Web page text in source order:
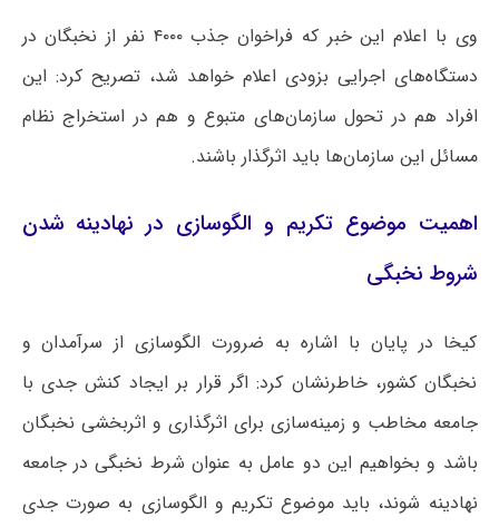
وی با اعلام این خبر که فراخوان جذب ۴۰۰۰ نفر از نخبگان در
دستگاه‌های اجرایی بزودی اعلام خواهد شد، تصریح کرد: این
افراد هم در تحول سازمان‌های متبوع و هم در استخراج نظام
مسائل این سازمان‌ها باید اثرگذار باشند.
اهمیت موضوع تکریم و الگوسازی در نهادینه شدن
شروط نخبگی
کیخا در پایان با اشاره به ضرورت الگوسازی از سرآمدان و
نخبگان کشور، خاطرنشان کرد: اگر قرار بر ایجاد کنش جدی با
جامعه مخاطب و زمینه‌سازی برای اثرگذاری و اثربخشی نخبگان
باشد و بخواهیم این دو عامل به عنوان شرط نخبگی در جامعه
نهادینه شوند، باید موضوع تکریم و الگوسازی به صورت جدی